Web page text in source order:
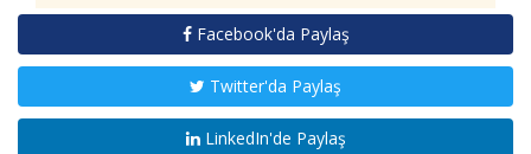
Facebook'da Paylaş
Twitter'da Paylaş
LinkedIn'de Paylaş